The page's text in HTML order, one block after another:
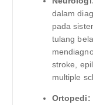
dalam
pada
tulang
stroke,
multiple
Ortopedi: